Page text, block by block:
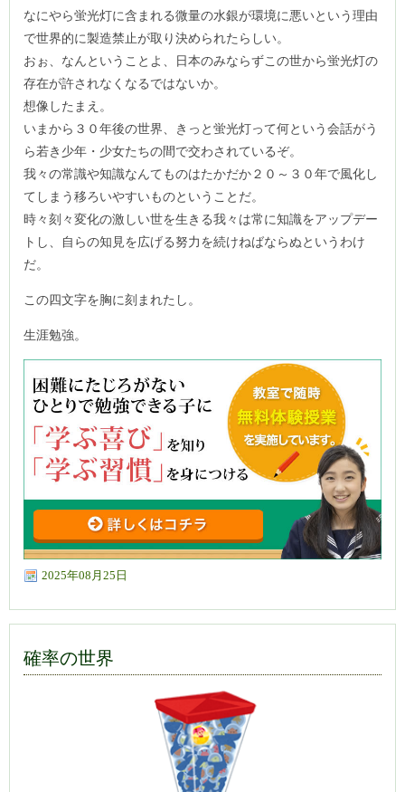
なにやら蛍光灯に含まれる微量の水銀が環境に悪いという理由
で世界的に製造禁止が取り決められたらしい。
おぉ、なんということよ、日本のみならずこの世から蛍光灯の
存在が許されなくなるではないか。
想像したまえ。
いまから３０年後の世界、きっと蛍光灯って何という会話がう
ら若き少年・少女たちの間で交わされているぞ。
我々の常識や知識なんてものはたかだか２０～３０年で風化し
てしまう移ろいやすいものということだ。
時々刻々変化の激しい世を生きる我々は常に知識をアップデー
トし、自らの知見を広げる努力を続けねばならぬというわけ
だ。
この四文字を胸に刻まれたし。
生涯勉強。
2025年08月25日
確率の世界